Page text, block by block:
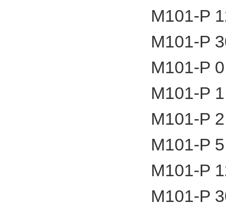
M101-P
M101-P
M101-P
M101-P
M101-P
M101-P
M101-P
M101-P